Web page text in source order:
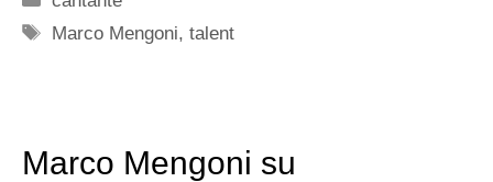
Tag
Marco Mengoni,talent
Marco Mengoni su